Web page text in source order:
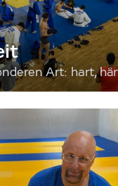
Art: hart,